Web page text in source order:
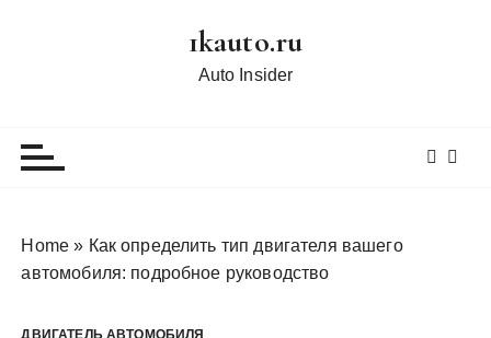
1kauto.ru
Auto Insider
Home » Как определить тип двигателя вашего
автомобиля: подробное руководство
ДВИГАТЕЛЬ АВТОМОБИЛЯ